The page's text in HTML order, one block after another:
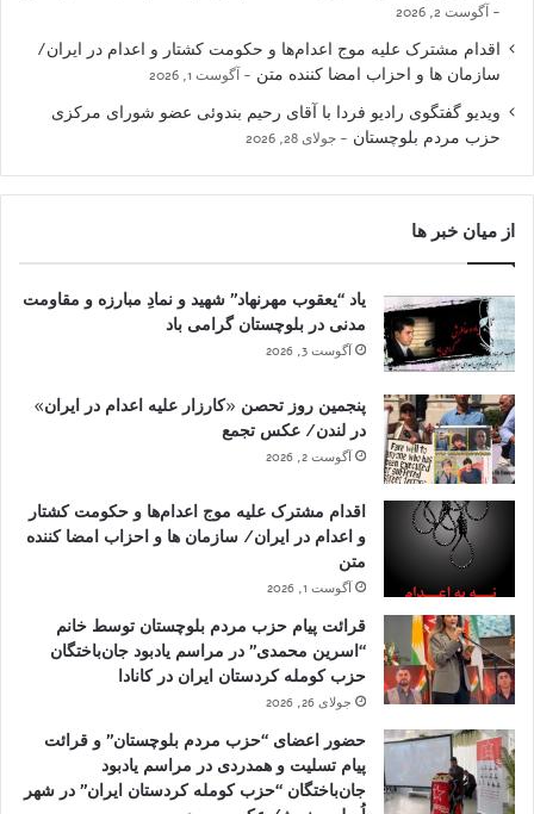
آگوست 2, 2026
اقدام مشترک علیه موج اعدام‌ها و حکومت کشتار و اعدام در ایران/
سازمان ها و احزاب امضا کننده متن
آگوست 1, 2026
ویدیو گفتگوی رادیو فردا با آقای رحیم بندوئی عضو شورای مرکزی
حزب مردم بلوچستان
جولای 28, 2026
از میان خبر ها
یاد “یعقوب مهرنهاد” شهید و نمادِ مبارزه و مقاومت
مدنی در بلوچستان گرامی باد
آگوست 3, 2026
پنجمین روز تحصن «کارزار علیه اعدام در ایران»
در لندن/ عکس تجمع
آگوست 2, 2026
اقدام مشترک علیه موج اعدام‌ها و حکومت کشتار
و اعدام در ایران/ سازمان ها و احزاب امضا کننده
متن
آگوست 1, 2026
قرائت پیام حزب مردم بلوچستان توسط خانم
“اسرین محمدی” در مراسم یادبود جان‌باختگان
حزب کومله کردستان ایران در کانادا
جولای 26, 2026
حضور اعضای “حزب مردم بلوچستان” و قرائت
پیام تسلیت و همدردی در مراسم یادبود
جان‌باختگان “حزب کومله کردستان ایران” در شهر